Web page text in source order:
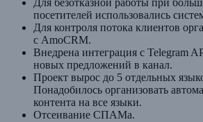
Для безотказной работы при
посетителей использовались
Для контроля потока клиентов
с AmoCRM.
Внедрена интеграция с Telegram
новых предложений в канал.
Проект вырос до 5 отдельных
Понадобилось организовать
контента на все языки.
Отсеивание СПАМа.